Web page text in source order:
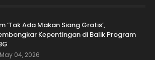
‘Tak Ada Makan Siang Gratis’,
Kepentingan di Balik Program
May 04, 2026